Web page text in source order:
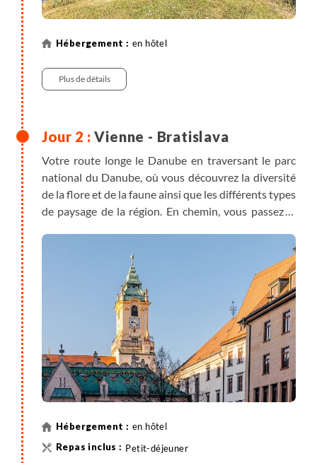
en hôtel
Plus de détails
Vienne - Bratislava
Votre route longe le Danube en traversant le parc
national du Danube, où vous découvrez la diversité
de la flore et de la faune ainsi que les différents types
de paysage de la région. En chemin, vous passez le
vous pouvez faire une excursion sur la piste cyclable
romaine vers le site archéologique de Carnuntum.
Vous atteignez ensuite la frontière slovaque, et c’est
à Bratislava que se termine votre étape.
en hôtel
Petit-déjeuner